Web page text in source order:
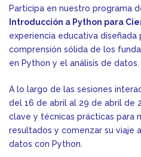
Participa en nuestro programa
Introducción a Python para
experiencia educativa diseñada
comprensión sólida de los
en Python y el análisis de datos.
A lo largo de las sesiones
del 16 de abril al 29 de abril de
clave y técnicas prácticas para
resultados y comenzar su viaje
datos con Python.